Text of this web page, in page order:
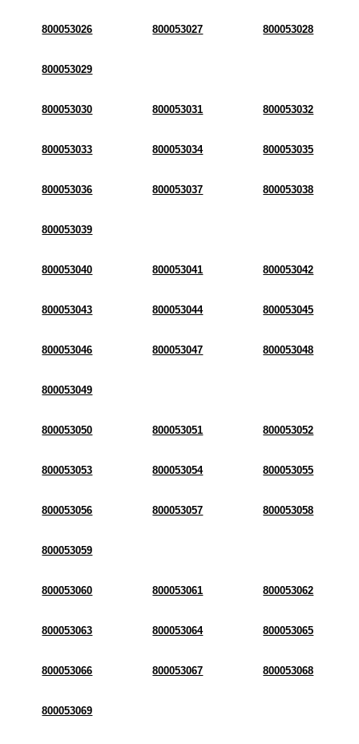
800053026 800053027 800053028
800053029
800053030 800053031 800053032
800053033 800053034 800053035
800053036 800053037 800053038
800053039
800053040 800053041 800053042
800053043 800053044 800053045
800053046 800053047 800053048
800053049
800053050 800053051 800053052
800053053 800053054 800053055
800053056 800053057 800053058
800053059
800053060 800053061 800053062
800053063 800053064 800053065
800053066 800053067 800053068
800053069